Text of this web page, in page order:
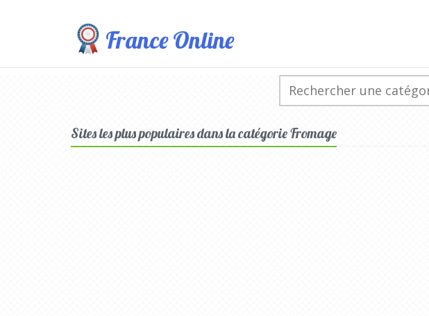
France Online
Sites les plus populaires dans la catégorie Fromage